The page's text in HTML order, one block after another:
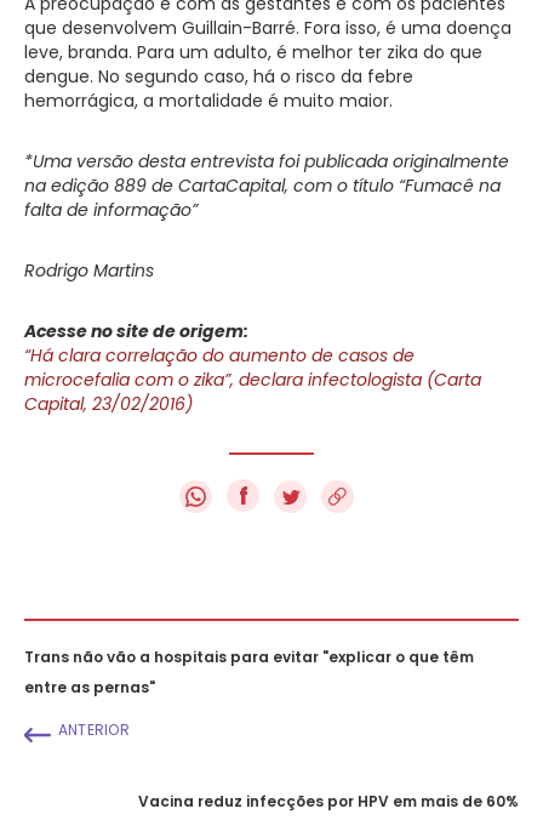
que desenvolvem Guillain-Barré. Fora isso, é uma doença
leve, branda. Para um adulto, é melhor ter zika do que
dengue. No segundo caso, há o risco da febre
hemorrágica, a mortalidade é muito maior.
*Uma versão desta entrevista foi publicada originalmente
na edição 889 de CartaCapital, com o título “Fumacê na
falta de informação”
Rodrigo Martins
Acesse no site de origem:
“Há clara correlação do aumento de casos de
microcefalia com o zika”, declara infectologista (Carta
Capital, 23/02/2016)
f
Trans não vão a hospitais para evitar "explicar o que têm
entre as pernas"
ANTERIOR
Vacina reduz infecções por HPV em mais de 60%